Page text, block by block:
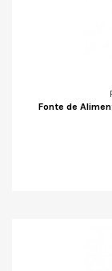
Fonte de